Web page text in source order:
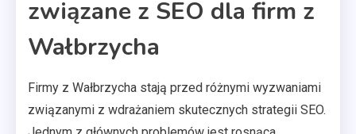
związane z SEO dla firm z
Wałbrzycha
Firmy z Wałbrzycha stają przed różnymi wyzwaniami
związanymi z wdrażaniem skutecznych strategii SEO.